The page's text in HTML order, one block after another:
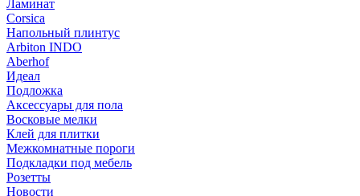
Ламинат
Corsica
Напольный плинтус
Arbiton INDO
Aberhof
Идеал
Подложка
Аксессуары для пола
Восковые мелки
Клей для плитки
Межкомнатные пороги
Подкладки под мебель
Розетты
Новости